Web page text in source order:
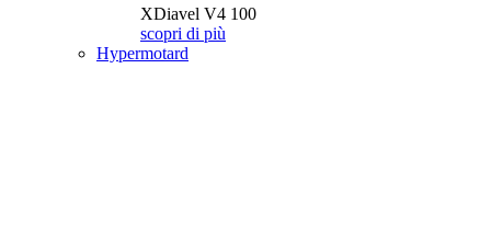
XDiavel V4 100
scopri di più
Hypermotard